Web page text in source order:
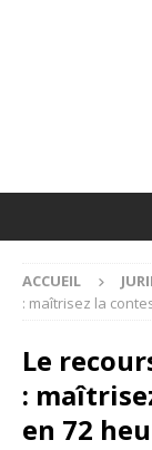
ACCUEIL
: maîtrisez la
Le
:
en 72